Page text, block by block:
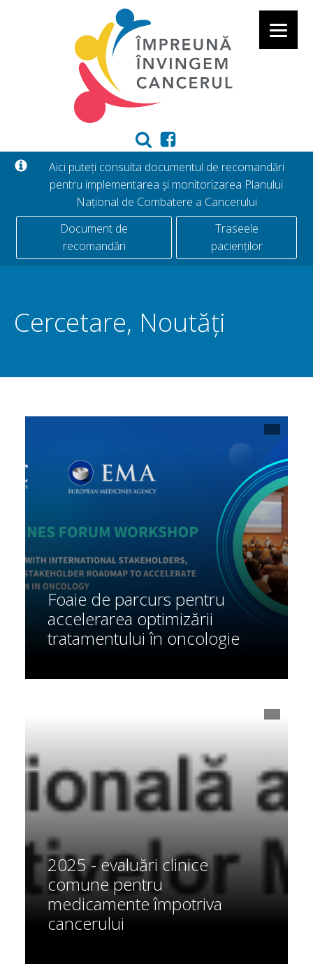
Aici puteți consulta documentul de recomandări
pentru implementarea și monitorizarea Planului
Național de Combatere a Cancerului
Document de
recomandări
Traseele
pacienților
Cercetare, Noutăți
Foaie de parcurs pentru
accelerarea optimizării
tratamentului în oncologie
2025 - evaluări clinice
comune pentru
medicamente împotriva
cancerului